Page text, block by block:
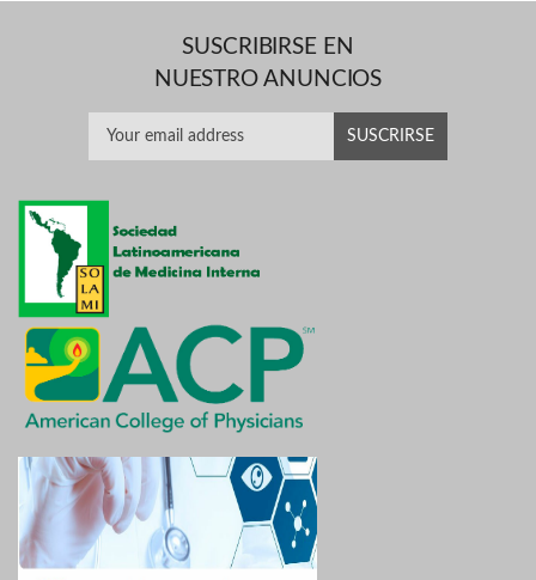
SUSCRIBIRSE EN
NUESTRO ANUNCIOS